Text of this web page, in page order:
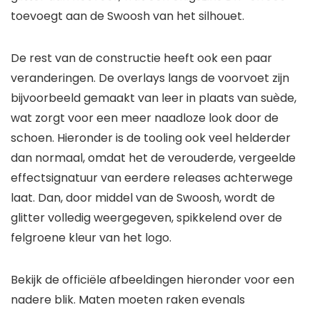
toevoegt aan de Swoosh van het silhouet.
De rest van de constructie heeft ook een paar
veranderingen. De overlays langs de voorvoet zijn
bijvoorbeeld gemaakt van leer in plaats van suède,
wat zorgt voor een meer naadloze look door de
schoen. Hieronder is de tooling ook veel helderder
dan normaal, omdat het de verouderde, vergeelde
effectsignatuur van eerdere releases achterwege
laat. Dan, door middel van de Swoosh, wordt de
glitter volledig weergegeven, spikkelend over de
felgroene kleur van het logo.
Bekijk de officiële afbeeldingen hieronder voor een
nadere blik. Maten moeten raken evenals